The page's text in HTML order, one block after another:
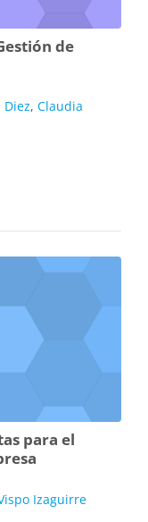
de
Diez, Claudia
para el
Izaguirre